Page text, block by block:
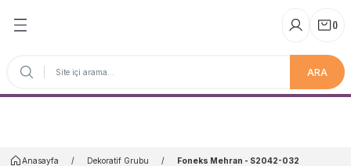
ARA
()
Anasayfa Dekoratif Grubu Foneks Mehran - S2042-032